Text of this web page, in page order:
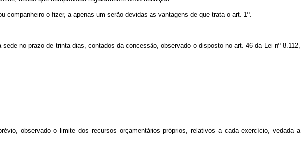
o fizer, a apenas um serão devidas as vantagens de que trata o art. 1º.
no prazo de trinta dias, contados da concessão, observado o disposto no art. 46 da Lei nº 8.112,
observado o limite dos recursos orçamentários próprios, relativos a cada exercício, vedada a